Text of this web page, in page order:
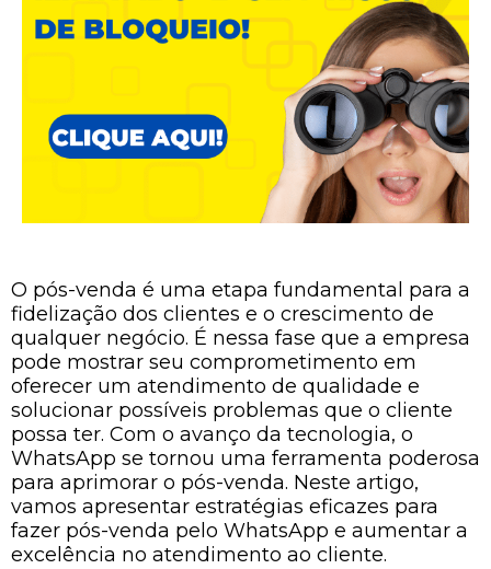
O pós-venda é uma etapa fundamental para a
fidelização dos clientes e o crescimento de
qualquer negócio. É nessa fase que a empresa
pode mostrar seu comprometimento em
oferecer um atendimento de qualidade e
solucionar possíveis problemas que o cliente
possa ter. Com o avanço da tecnologia, o
WhatsApp se tornou uma ferramenta poderosa
para aprimorar o pós-venda. Neste artigo,
vamos apresentar estratégias eficazes para
fazer pós-venda pelo WhatsApp e aumentar a
excelência no atendimento ao cliente.